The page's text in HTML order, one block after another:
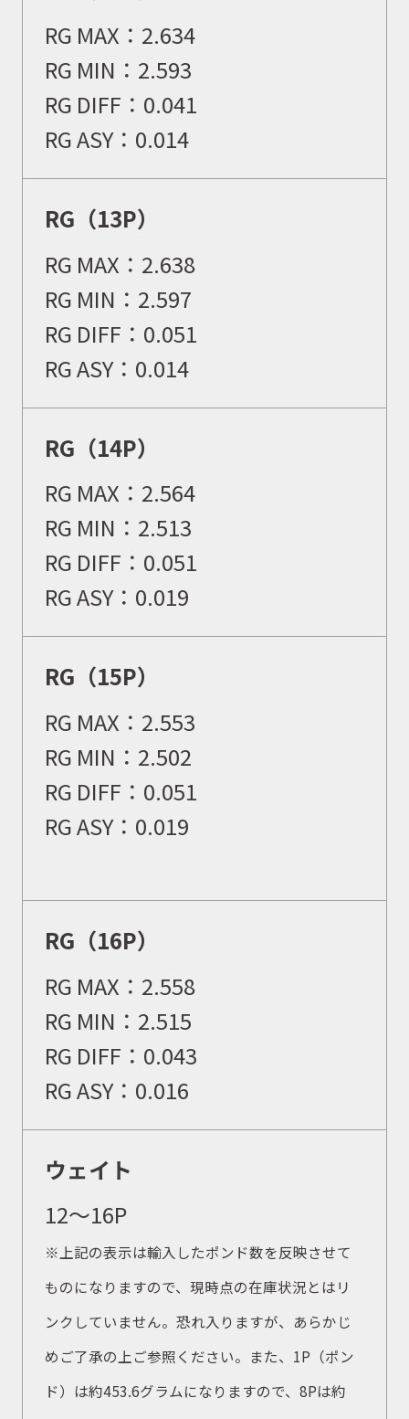
取扱商品
取扱店舗
RG MAX： 2.634
RG MIN： 2.593
RG DIFF： 0.041
RG ASY：0.014
RG（13P）
RG MAX： 2.638
RG MIN： 2.597
RG DIFF： 0.051
RG ASY：0.014
RG（14P）
RG MAX： 2.564
RG MIN： 2.513
RG DIFF： 0.051
RG ASY：0.019
RG（15P）
RG MAX： 2.553
RG MIN： 2.502
RG DIFF： 0.051
RG ASY：0.019
RG（16P）
RG MAX： 2.558
RG MIN： 2.515
RG DIFF： 0.043
RG ASY：0.016
ウェイト
12〜16P
※上記の表示は輸入したポンド数を反映させて
ものになりますので、現時点の在庫状況とはリ
ンクしていません。恐れ入りますが、あらかじ
めご了承の上ご参照ください。また、1P（ポン
ド）は約453.6グラムになりますので、8Pは約